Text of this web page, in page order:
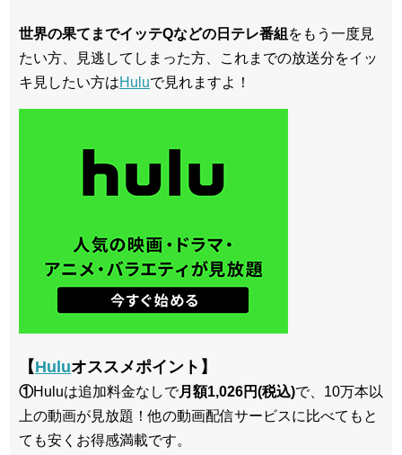
世界の果てまでイッテQなどの日テレ番組 をもう一度見
たい方、見逃してしまった方、これまでの放送分をイッ
キ見したい方はHuluで見れますよ！
【Huluオススメポイント】
①Huluは追加料金なしで月額1,026円(税込)で、10万本以
上の動画が見放題！他の動画配信サービスに比べてもと
ても安くお得感満載です。